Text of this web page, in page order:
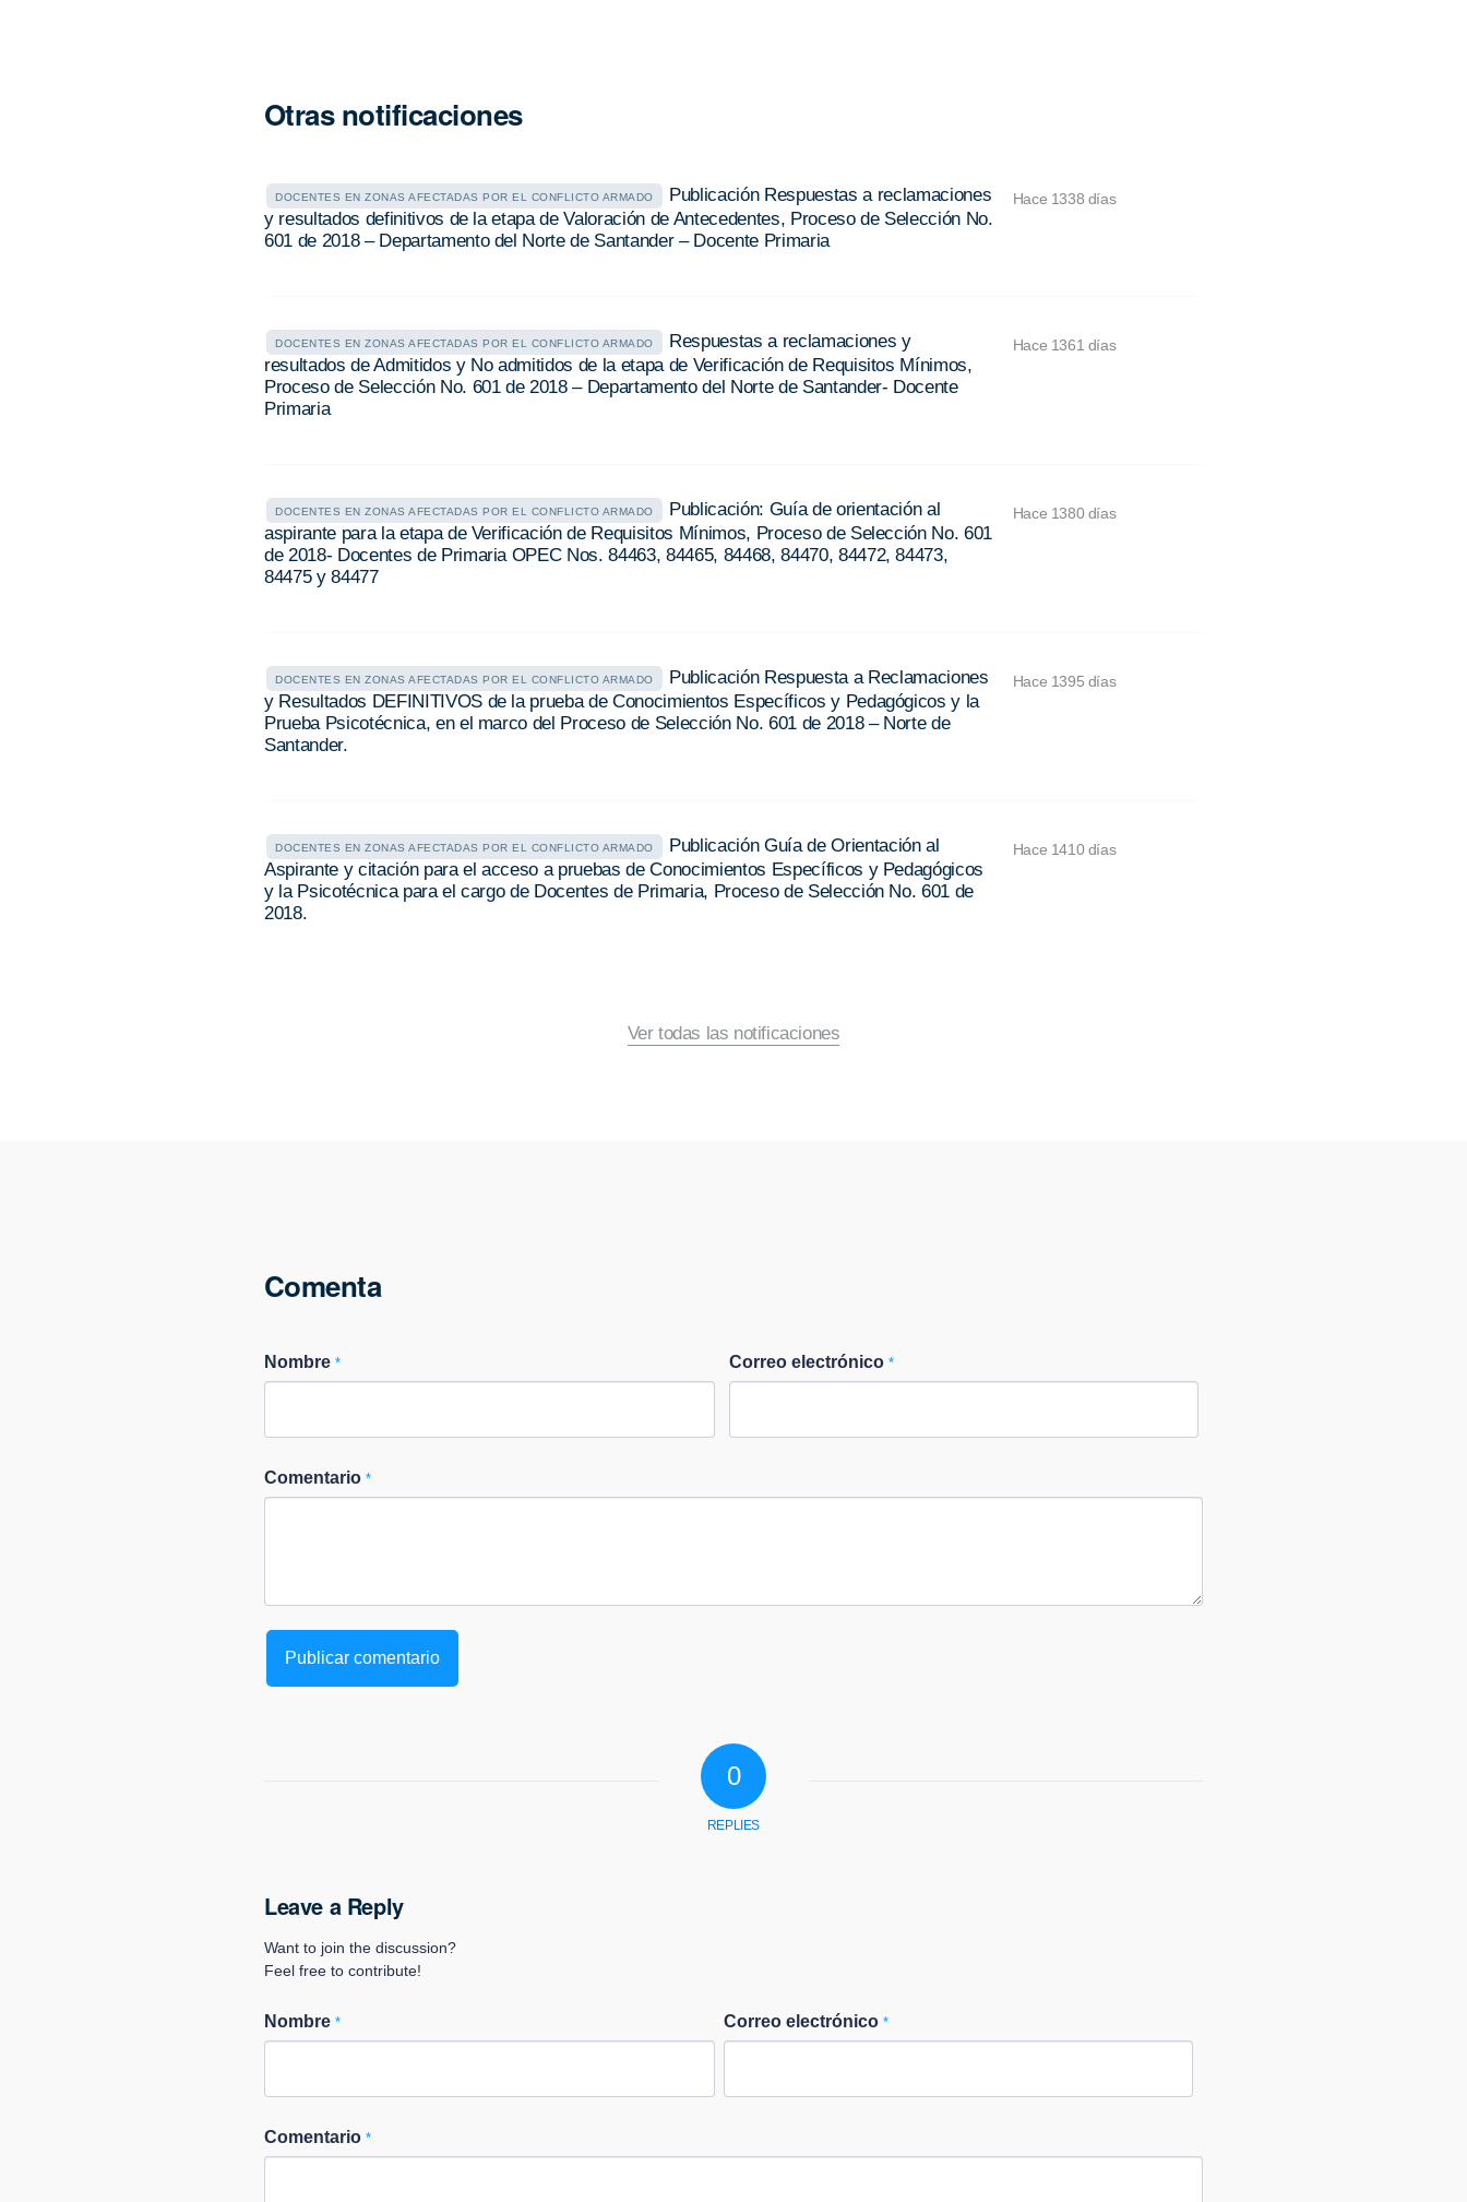
Otras notificaciones
DOCENTES EN ZONAS AFECTADAS POR EL CONFLICTO ARMADO
Publicación Respuestas a reclamaciones
y resultados definitivos de la etapa de Valoración de Antecedentes, Proceso de Selección No.
601 de 2018 – Departamento del Norte de Santander – Docente Primaria
Hace 1338 días
DOCENTES EN ZONAS AFECTADAS POR EL CONFLICTO ARMADO
Respuestas a reclamaciones y
resultados de Admitidos y No admitidos de la etapa de Verificación de Requisitos Mínimos,
Proceso de Selección No. 601 de 2018 – Departamento del Norte de Santander- Docente
Primaria
Hace 1361 días
DOCENTES EN ZONAS AFECTADAS POR EL CONFLICTO ARMADO
Publicación: Guía de orientación al
aspirante para la etapa de Verificación de Requisitos Mínimos, Proceso de Selección No. 601
de 2018- Docentes de Primaria OPEC Nos. 84463, 84465, 84468, 84470, 84472, 84473,
84475 y 84477
Hace 1380 días
DOCENTES EN ZONAS AFECTADAS POR EL CONFLICTO ARMADO
Publicación Respuesta a Reclamaciones
y Resultados DEFINITIVOS de la prueba de Conocimientos Específicos y Pedagógicos y la
Prueba Psicotécnica, en el marco del Proceso de Selección No. 601 de 2018 – Norte de
Santander.
Hace 1395 días
DOCENTES EN ZONAS AFECTADAS POR EL CONFLICTO ARMADO
Publicación Guía de Orientación al
Aspirante y citación para el acceso a pruebas de Conocimientos Específicos y Pedagógicos
y la Psicotécnica para el cargo de Docentes de Primaria, Proceso de Selección No. 601 de
2018.
Hace 1410 días
Ver todas las notificaciones
Comenta
Nombre * Correo electrónico *
Comentario *
0
REPLIES
Leave a Reply
Want to join the discussion?
Feel free to contribute!
Nombre * Correo electrónico*
Comentario *